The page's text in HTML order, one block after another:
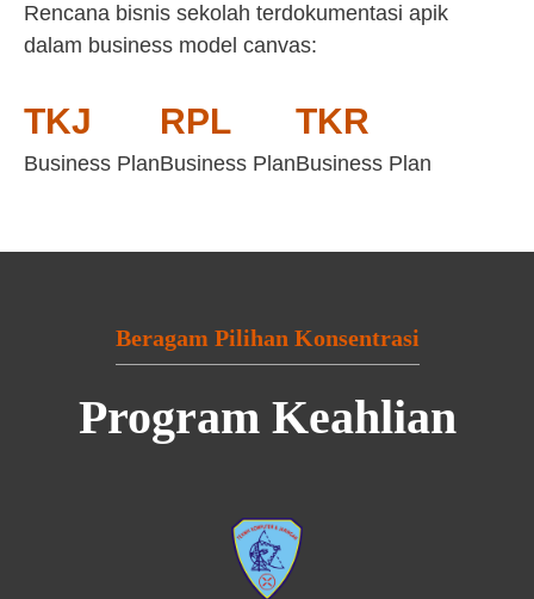
Rencana bisnis sekolah terdokumentasi apik
dalam business model canvas:
TKJ
Business Plan
RPL
Business Plan
TKR
Business Plan
Beragam Pilihan Konsentrasi
Program Keahlian